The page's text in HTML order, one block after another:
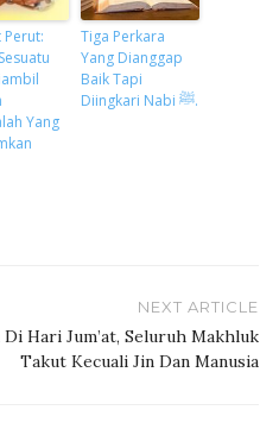
Perut:
Yang
Tiga Perkara
Yang Dianggap
Baik Tapi
Diingkari Nabi ﷺ.
NEXT ARTICLE
Hari Jum’at, Seluruh Makhluk
Takut Kecuali Jin Dan Manusia